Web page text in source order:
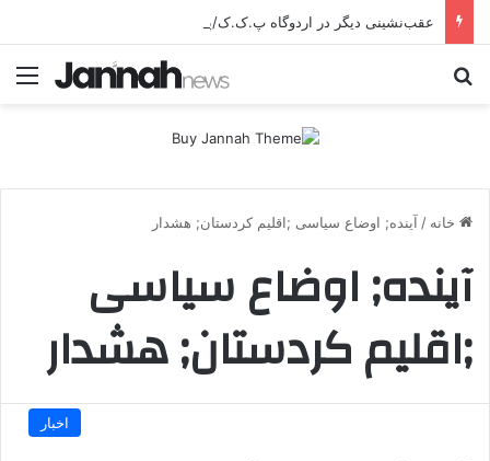
خانه / آینده; اوضاع سیاسی ;اقلیم کردستان; هشدار
آینده; اوضاع سیاسی
;اقلیم کردستان; هشدار
اخبار